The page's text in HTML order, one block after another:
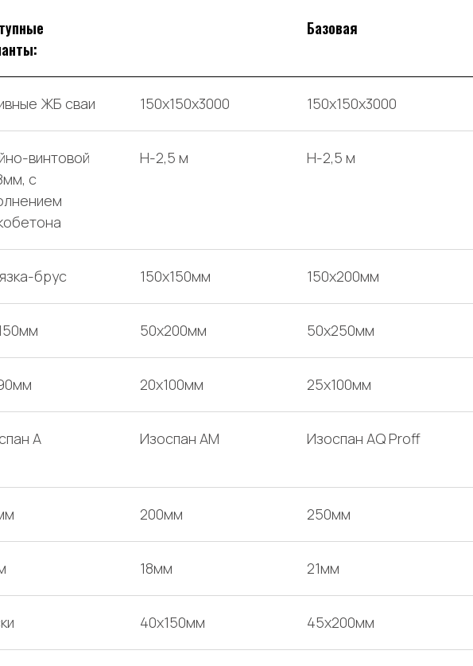
Базовая
ЖБ сваи 150х150х3000 150х150х3000
винтовой
с
H-2,5 м H-2,5 м
брус 150x150мм 150x200мм
50х200мм 50х250мм
20х100мм 25х100мм
А Изоспан AM Изоспан AQ Proff
200мм 250мм
18мм 21мм
40х150мм 45х200мм